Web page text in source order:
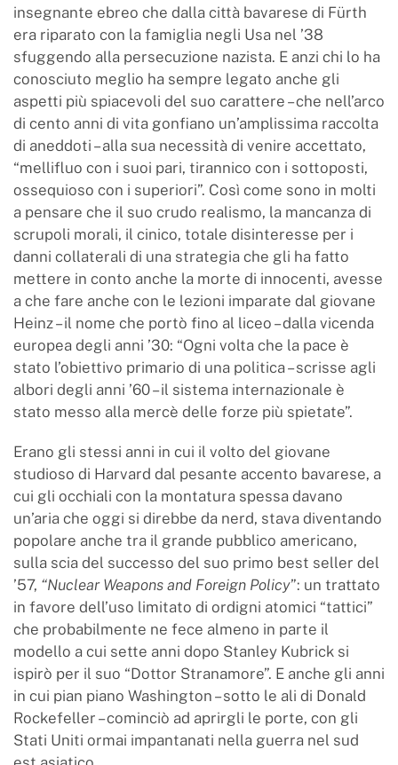
insegnante ebreo che dalla città bavarese di Fürth
era riparato con la famiglia negli Usa nel ’38
sfuggendo alla persecuzione nazista. E anzi chi lo ha
conosciuto meglio ha sempre legato anche gli
aspetti più spiacevoli del suo carattere – che nell’arco
di cento anni di vita gonfiano un’amplissima raccolta
di aneddoti – alla sua necessità di venire accettato,
“mellifluo con i suoi pari, tirannico con i sottoposti,
ossequioso con i superiori”. Così come sono in molti
a pensare che il suo crudo realismo, la mancanza di
scrupoli morali, il cinico, totale disinteresse per i
danni collaterali di una strategia che gli ha fatto
mettere in conto anche la morte di innocenti, avesse
a che fare anche con le lezioni imparate dal giovane
Heinz – il nome che portò fino al liceo – dalla vicenda
europea degli anni ’30: “Ogni volta che la pace è
stato l’obiettivo primario di una politica – scrisse agli
albori degli anni ’60 – il sistema internazionale è
stato messo alla mercè delle forze più spietate”.
Erano gli stessi anni in cui il volto del giovane
studioso di Harvard dal pesante accento bavarese, a
cui gli occhiali con la montatura spessa davano
un’aria che oggi si direbbe da nerd, stava diventando
popolare anche tra il grande pubblico americano,
sulla scia del successo del suo primo best seller del
’57, “Nuclear Weapons and Foreign Policy”: un trattato
in favore dell’uso limitato di ordigni atomici “tattici”
che probabilmente ne fece almeno in parte il
modello a cui sette anni dopo Stanley Kubrick si
ispirò per il suo “Dottor Stranamore”. E anche gli anni
in cui pian piano Washington – sotto le ali di Donald
Rockefeller – cominciò ad aprirgli le porte, con gli
Stati Uniti ormai impantanati nella guerra nel sud